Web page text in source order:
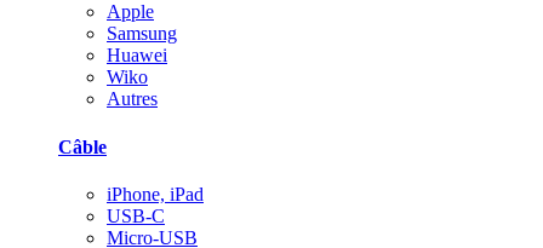
Apple
Samsung
Huawei
Wiko
Autres
Câble
iPhone, iPad
USB-C
Micro-USB